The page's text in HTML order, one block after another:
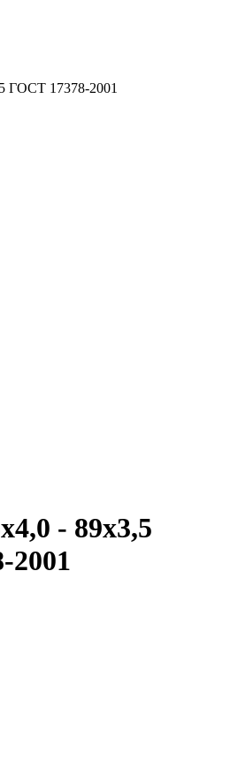
ГОСТ 17378-2001
- 89х3,5
2001